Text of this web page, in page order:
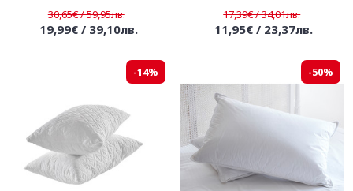
30,65€ / 59,95лв.
19,99€ / 39,10лв.
17,39€ / 34,01лв.
11,95€ / 23,37лв.
-14% -50%